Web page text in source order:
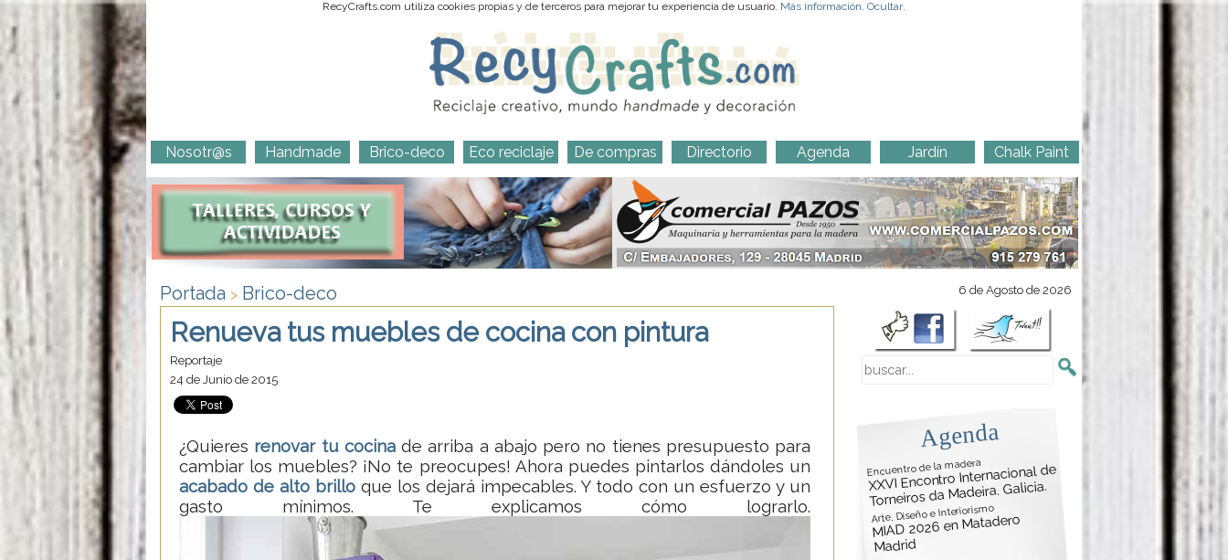
RecyCrafts.com utiliza cookies propias y de terceros para mejorar tu experiencia de usuario. Más información. Ocultar.
Nosotr@s Handmade Brico-deco Eco reciclaje De compras Directorio Agenda Jardín Chalk Paint
Portada > Brico-deco
Renueva tus muebles de cocina con pintura
Reportaje
24 de Junio de 2015
¿Quieres renovar tu cocinade arriba a abajo pero no tienes presupuesto para
cambiar los muebles? ¡No te preocupes! Ahora puedes pintarlos dándoles un
acabado de alto brilloque los dejará impecables. Y todo con un esfuerzo y un
gasto mínimos. Te explicamos cómo lograrlo.
6 de Agosto de 2026
Agenda
Encuentro de la madera
XXVI Encontro Internacional de
Torneiros da Madeira. Galicia.
Arte, Diseño e Interiorismo
MIAD 2026 en Matadero
Madrid